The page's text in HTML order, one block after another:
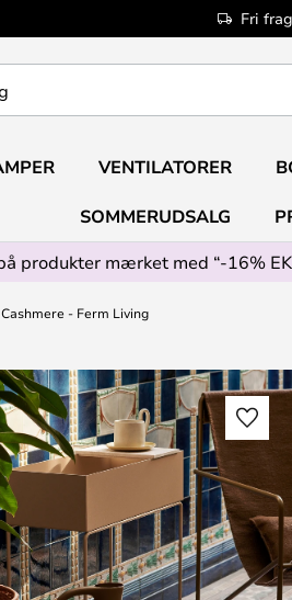
Fri
VENTILATORER
SOMMERUDSALG
produkter mærket med “-16%
- Ferm Living